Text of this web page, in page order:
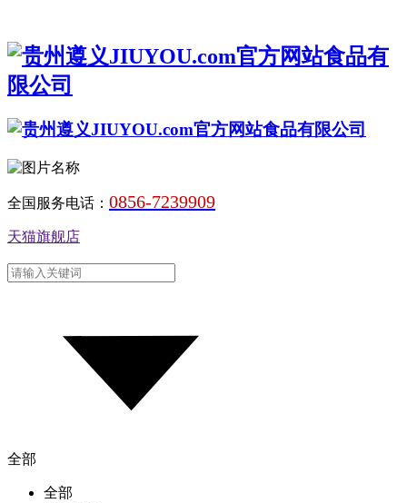
全国服务电话： 0856-7239909
天猫旗舰店
全部
全部